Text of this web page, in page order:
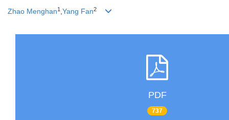
Zhao Menghan1 Yang Fan2
PDF
737